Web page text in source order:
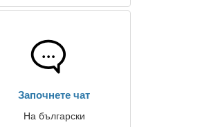
Започнете чат
На български